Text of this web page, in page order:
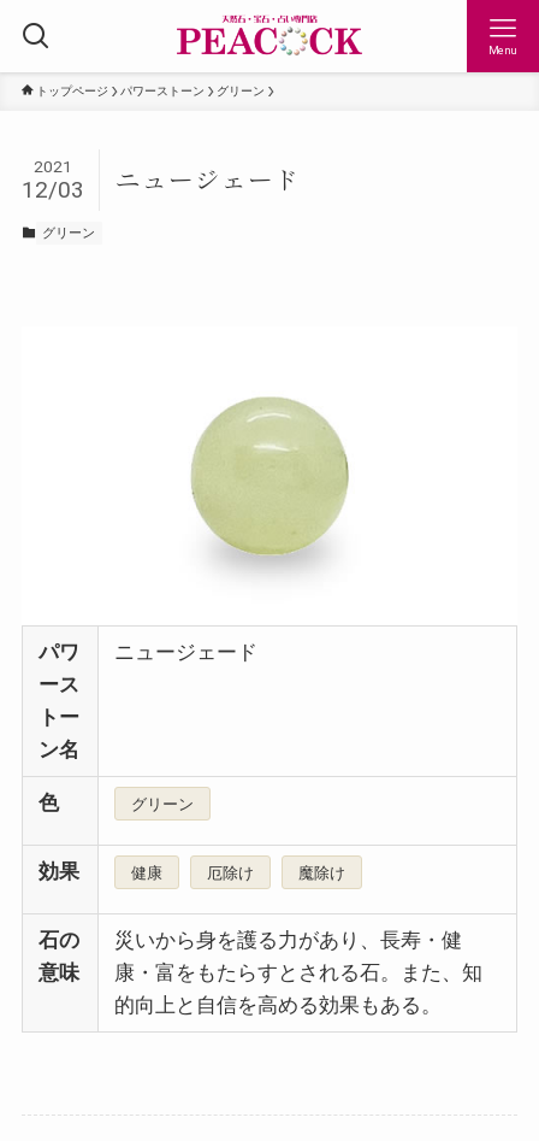
Menu
トップページ パワーストーン グリーン
ニュージェード
2021
12/03
グリーン
パワ
ース
トー
ン名
ニュージェード
色 グリーン
効果 健康 厄除け 魔除け
石の
意味
災いから身を護る力があり、長寿・健
康・富をもたらすとされる石。また、知
的向上と自信を高める効果もある。